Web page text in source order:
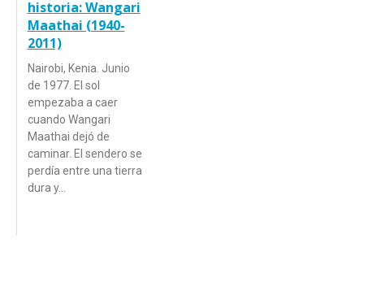
historia: Wangari
Maathai (1940-
2011)
Nairobi, Kenia. Junio
de 1977. El sol
empezaba a caer
cuando Wangari
Maathai dejó de
caminar. El sendero se
perdía entre una tierra
dura y…